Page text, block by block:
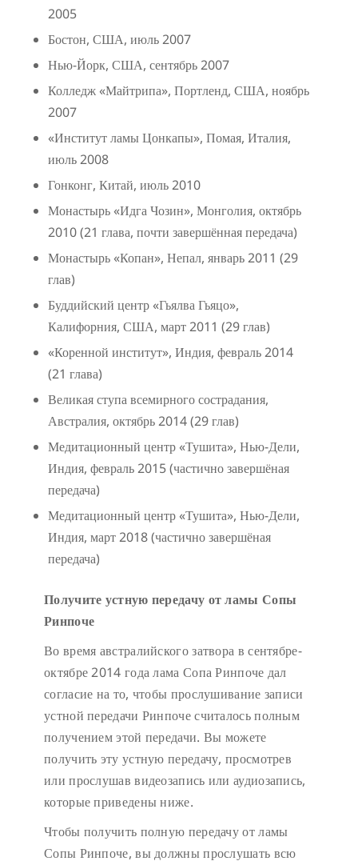
2005
Бостон, США, июль 2007
Нью-Йорк, США, сентябрь 2007
Колледж «Майтрипа», Портленд, США, ноябрь
2007
«Институт ламы Цонкапы», Помая, Италия,
июль 2008
Гонконг, Китай, июль 2010
Монастырь «Идга Чозин», Монголия, октябрь
2010 (21 глава, почти завершённая передача)
Монастырь «Копан», Непал, январь 2011 (29
глав)
Буддийский центр «Гьялва Гьяцо»,
Калифорния, США, март 2011 (29 глав)
«Коренной институт», Индия, февраль 2014
(21 глава)
Великая ступа всемирного сострадания,
Австралия, октябрь 2014 (29 глав)
Медитационный центр «Тушита», Нью-Дели,
Индия, февраль 2015 (частично завершёная
передача)
Медитационный центр «Тушита», Нью-Дели,
Индия, март 2018 (частично завершёная
передача)
Получите устную передачу от ламы Сопы
Ринпоче
Во время австралийского затвора в сентябре-
октябре 2014 года лама Сопа Ринпоче дал
согласие на то, чтобы прослушивание записи
устной передачи Ринпоче считалось полным
получением этой передачи. Вы можете
получить эту устную передачу, просмотрев
или прослушав видеозапись или аудиозапись,
которые приведены ниже.
Чтобы получить полную передачу от ламы
Сопы Ринпоче, вы должны прослушать всю